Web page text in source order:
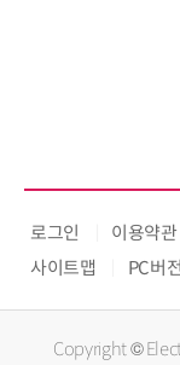
로그인 이용약관
사이트맵
PC버전
Copyright ©